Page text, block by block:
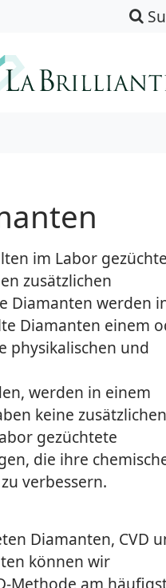
im Labor
zusätzlichen
Diamanten werden
Diamanten einem
physikalischen und
werden in einem
keine zusätzlichen
gezüchtete
die ihre
verbessern.
Diamanten, CVD
können wir
Methode am